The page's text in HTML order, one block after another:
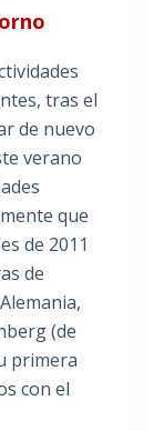
tras el
de nuevo
verano
que
de 2011
de
(de
primera
con el